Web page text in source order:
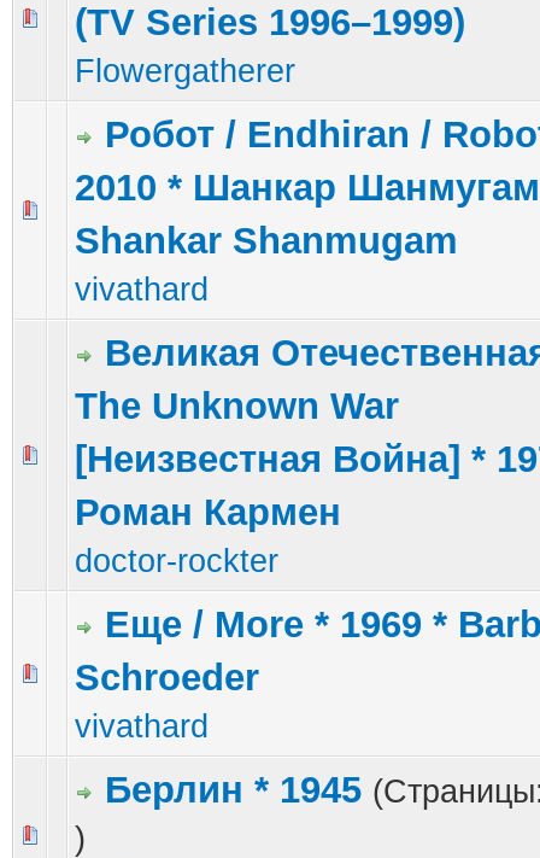
(TV Series 1996–1999)
Flowergatherer
1 голос(ов) - 5 из 5 в среднем
12345
Робот / Endhiran /
2010 * Шанкар
Shankar Shanmugam
vivathard
Великая
The Unknown War
[Неизвестная Война] *
Роман Кармен
doctor-rockter
0 голос(ов) - 0 из 5 в среднем
12345
Еще / More * 1969 *
Schroeder
vivathard
1 голос(ов) - 5 из 5 в среднем
1 2345
Берлин * 1945
)